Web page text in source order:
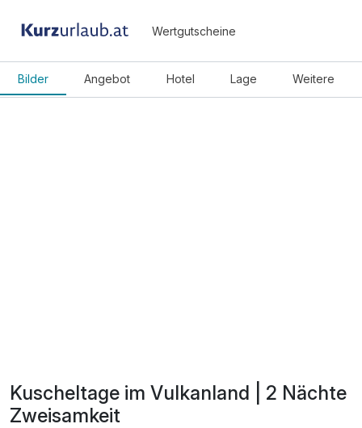
Wertgutscheine
Bilder Angebot Hotel Lage Weitere
Kuscheltage im Vulkanland | 2 Nächte
Zweisamkeit